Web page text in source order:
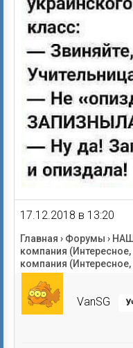
17.12.2018 в 13:20
Главная › Форумы ›
компания
компания
VanSG